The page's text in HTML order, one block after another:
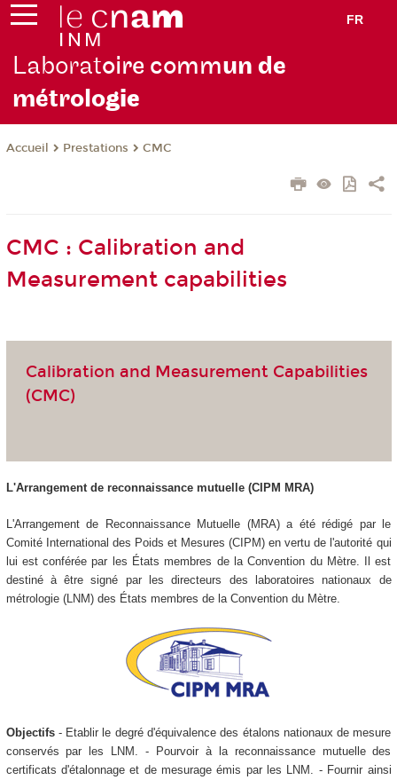
FR
Laboratoire commun de
métrologie
Accueil Prestations CMC
CMC : Calibration and
Measurement capabilities
Calibration and Measurement Capabilities
(CMC)
L'Arrangement de reconnaissance mutuelle (CIPM MRA)
L'Arrangement de Reconnaissance Mutuelle (MRA) a été rédigé par le
Comité International des Poids et Mesures (CIPM) en vertu de l'autorité qui
lui est conférée par les États membres de la Convention du Mètre. Il est
destiné à être signé par les directeurs des laboratoires nationaux de
métrologie (LNM) des États membres de la Convention du Mètre.
Objectifs- Etablir le degré d'équivalence des étalons nationaux de mesure
conservés par les LNM. - Pourvoir à la reconnaissance mutuelle des
certificats d'étalonnage et de mesurage émis par les LNM. - Fournir ainsi